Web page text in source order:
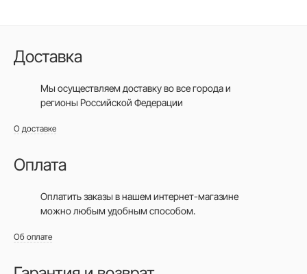
Доставка
Мы осуществляем доставку во все городаи
регионы Российской Федерации
О доставке
Оплата
Оплатить заказы в нашем интернет-магазине
можно любым удобным способом.
Об оплате